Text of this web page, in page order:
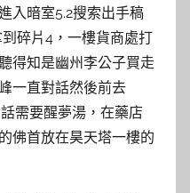
入暗室5.2搜索出手稿
碎片4，一樓貨商處打
得知是幽州李公子買走
一直對話然後前去
需要醒夢湯，在藥店
佛首放在昊天塔一樓的